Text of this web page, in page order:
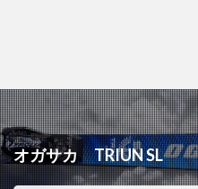
オガサカ TRIUN SL